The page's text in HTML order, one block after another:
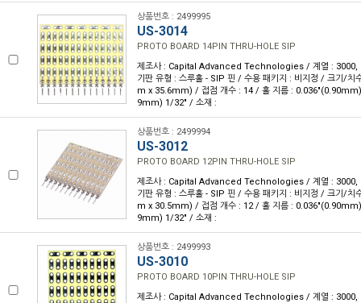
상품번호 : 2499995
US-3014
PROTO BOARD 14PIN THRU-HOLE SIP
제조사 : Capital Advanced Technologies / 계열 : 3000,
기판 유형 : 스루홀 - SIP 핀 / 수용 패키지 : 비지정 / 크기/
m x 35.6mm) / 접점 개수 : 14 / 홀 지름 :
9mm) 1/32" / 소재 :
상품번호 : 2499994
US-3012
PROTO BOARD 12PIN THRU-HOLE SIP
제조사 : Capital Advanced Technologies / 계열 : 3000,
기판 유형 : 스루홀 - SIP 핀 / 수용 패키지 : 비지정 / 크기/
m x 30.5mm) / 접점 개수 : 12 / 홀 지름 :
9mm) 1/32" / 소재 :
상품번호 : 2499993
US-3010
PROTO BOARD 10PIN THRU-HOLE SIP
제조사 : Capital Advanced Technologies / 계열 : 3000,